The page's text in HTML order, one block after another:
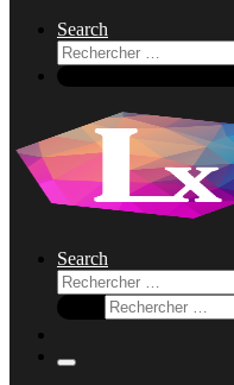
Search
Rechercher
Search
Rechercher
Rechercher
Menu